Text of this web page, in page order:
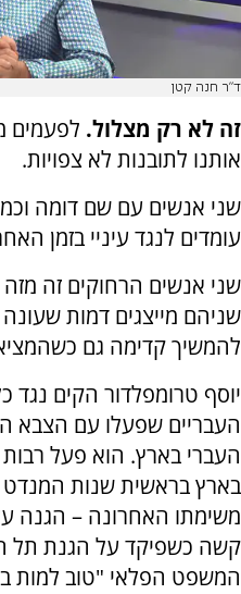
ד"ר חנה קטן
זה לא רק מצלול. לפעמים
אותנו לתובנות לא צפויות.
שני אנשים עם שם דומה
עומדים לנגד עיניי בזמן
שני אנשים הרחוקים זה
שניהם מייצגים דמות
להמשיך קדימה גם
יוסף טרומפלדור הקים נגד
העבריים שפעלו עם הצבא
העברי בארץ. הוא פעל
בארץ בראשית שנות המנדט
משימתו האחרונה – הגנה
קשה כשפיקד על הגנת תל
המשפט הפלאי "טוב למות